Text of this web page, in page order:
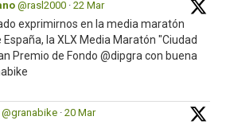
@rasl2000 · 22 Mar
exprimirnos en la media maratón
la XLX Media Maratón "Ciudad
Premio de Fondo @dipgra con buena
@granabike · 20 Mar